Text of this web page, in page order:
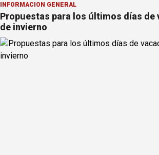
INFORMACION GENERAL
Propuestas para los últimos días de
de invierno